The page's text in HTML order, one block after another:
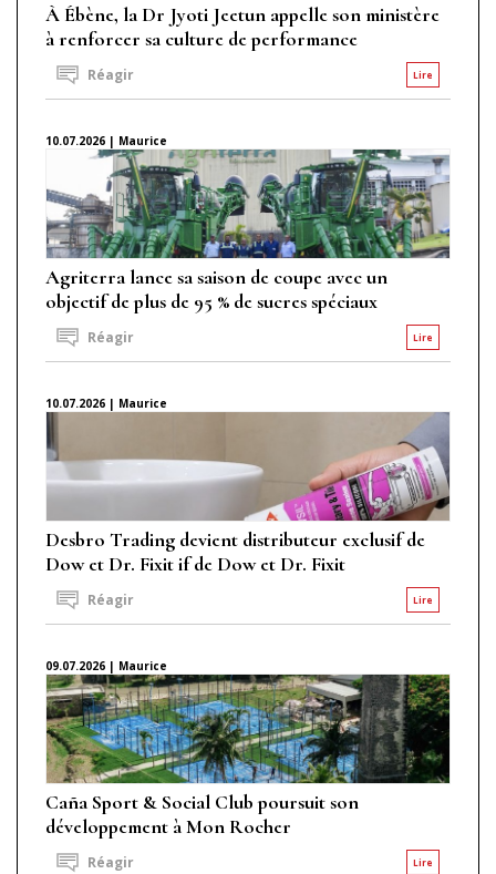
À Ébène, la Dr Jyoti Jeetun appelle son ministère
à renforcer sa culture de performance
Lire
Réagir
10.07.2026 | Maurice
Agriterra lance sa saison de coupe avec un
objectif de plus de 95 % de sucres spéciaux
Lire
Réagir
10.07.2026 | Maurice
Desbro Trading devient distributeur exclusif de
Dow et Dr. Fixit if de Dow et Dr. Fixit
Lire
Réagir
09.07.2026 | Maurice
Caña Sport & Social Club poursuit son
développement à Mon Rocher
Lire
Réagir